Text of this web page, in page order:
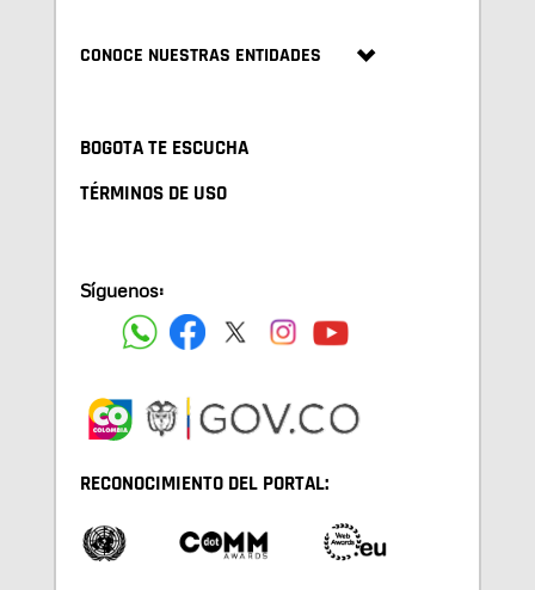
CONOCE NUESTRAS ENTIDADES
BOGOTA TE ESCUCHA
TÉRMINOS DE USO
Síguenos:
RECONOCIMIENTO DEL PORTAL: